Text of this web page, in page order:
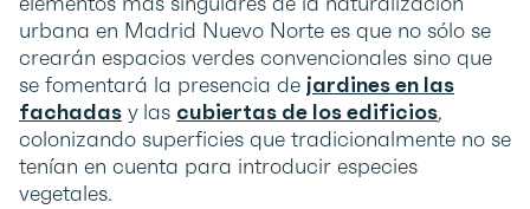
urbana en Madrid Nuevo Norte es que no sólo se
crearán espacios verdes convencionales sino que
se fomentará la presencia de jardines en las
fachadas y las cubiertas de los edificios,
colonizando superficies que tradicionalmente no se
tenían en cuenta para introducir especies
vegetales.